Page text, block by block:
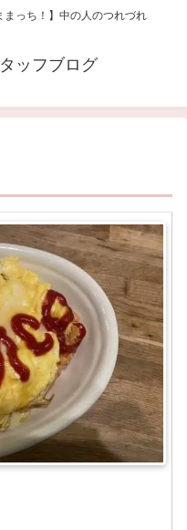
っち！】中の人のつれづれ
ッフブログ